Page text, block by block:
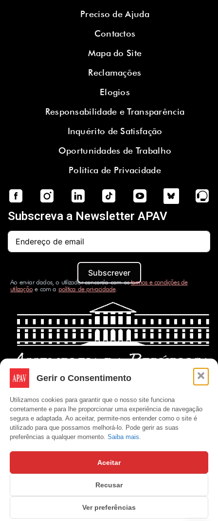
Gerir o Consentimento
Utilizamos cookies para garantir que o nosso site funciona
corretamente e para lhe proporcionar uma experiência de navegação
segura e adaptada. Ao aceitar, permite-nos entender como o site é
utilizado para que possamos melhorá-lo. Pode gerir as suas
preferências a qualquer momento. Saiba mais.
Aceitar
Recusar
Ver preferências
Preciso de Ajuda
Contactos
Mapa do Site
Reclamações
Elogios
Responsabilidade e Transparência
Inquérito de Satisfação
Oportunidades de Trabalho
Política de Privacidade
Subscreva a Newsletter APAV
Subscrever
Ao enviar dados, o utilizador concorda com ostermos e condições de
utilizaçãoe com a política de privacidade.